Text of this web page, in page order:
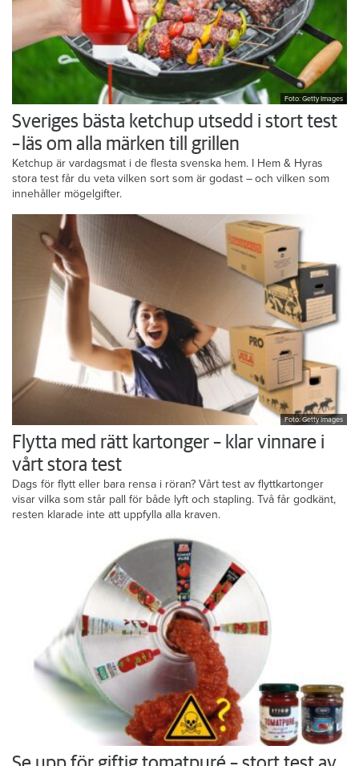
Foto: Getty Images
Sveriges bästa ketchup utsedd i stort test
– läs om alla märken till grillen
Ketchup är vardagsmat i de flesta svenska hem. I Hem & Hyras
stora test får du veta vilken sort som är godast – och vilken som
innehåller mögelgifter.
Foto: Getty Images
Flytta med rätt kartonger – klar vinnare i
vårt stora test
Dags för flytt eller bara rensa i röran? Vårt test av flyttkartonger
visar vilka som står pall för både lyft och stapling. Två får godkänt,
resten klarade inte att uppfylla alla kraven.